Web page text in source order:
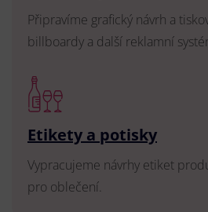
Připravíme grafický návrh a
billboardy a další reklamní
Etikety a potisky
Vypracujeme návrhy etiket
pro oblečení.